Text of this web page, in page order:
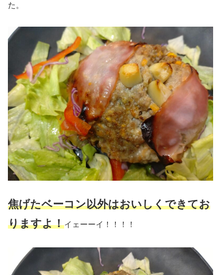
た。
焦げたベーコン以外はおいしくできてお
りますよ！イェーーイ！！！！